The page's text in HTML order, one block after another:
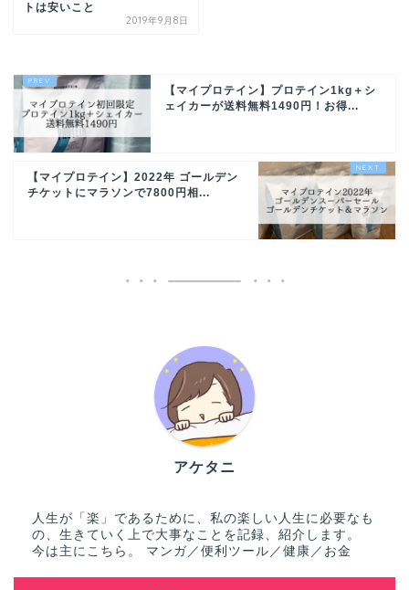
トは安いこと
2019年9月8日
【マイプロテイン】プロテイン1kg＋シ
ェイカーが送料無料1490円！お得...
【マイプロテイン】2022年 ゴールデン
チケットにマラソンで7800円相...
アケタニ
人生が「楽」であるために、私の楽しい人生に必要なも
の、生きていく上で大事なことを記録、紹介します。
今は主にこちら。 マンガ／便利ツール／健康／お金